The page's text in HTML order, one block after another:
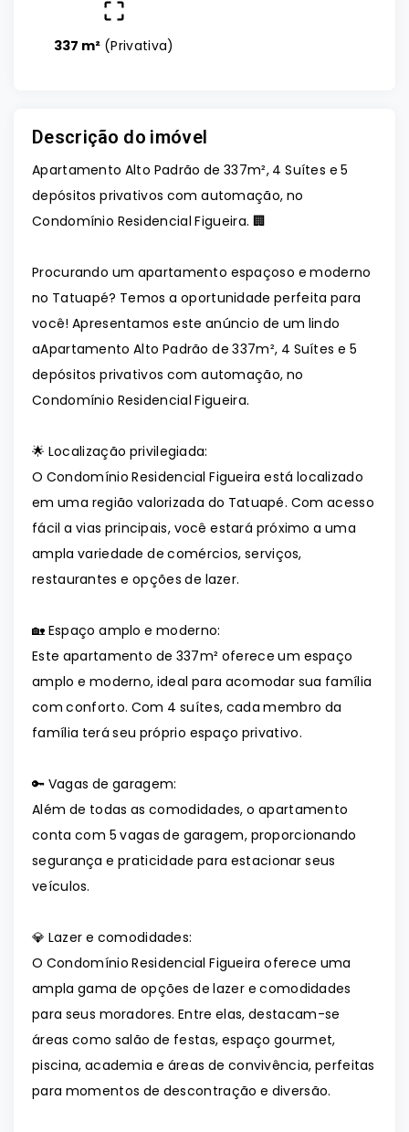
337 m² (Privativa)
Descrição do imóvel
Apartamento Alto Padrão de 337m², 4 Suítes e 5
depósitos privativos com automação, no
Condomínio Residencial Figueira. 🏢
Procurando um apartamento espaçoso e moderno
no Tatuapé? Temos a oportunidade perfeita para
você! Apresentamos este anúncio de um lindo
aApartamento Alto Padrão de 337m², 4 Suítes e 5
depósitos privativos com automação, no
Condomínio Residencial Figueira.
🌟 Localização privilegiada:
O Condomínio Residencial Figueira está localizado
em uma região valorizada do Tatuapé. Com acesso
fácil a vias principais, você estará próximo a uma
ampla variedade de comércios, serviços,
restaurantes e opções de lazer.
🏡 Espaço amplo e moderno:
Este apartamento de 337m² oferece um espaço
amplo e moderno, ideal para acomodar sua família
com conforto. Com 4 suítes, cada membro da
família terá seu próprio espaço privativo.
🔑 Vagas de garagem:
Além de todas as comodidades, o apartamento
conta com 5 vagas de garagem, proporcionando
segurança e praticidade para estacionar seus
veículos.
💎 Lazer e comodidades:
O Condomínio Residencial Figueira oferece uma
ampla gama de opções de lazer e comodidades
para seus moradores. Entre elas, destacam-se
áreas como salão de festas, espaço gourmet,
piscina, academia e áreas de convivência, perfeitas
para momentos de descontração e diversão.